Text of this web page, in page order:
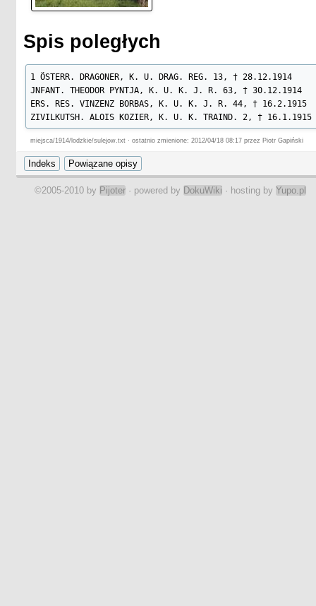
Spis poległych
1 ÖSTERR. DRAGONER, K. U. DRAG. REG. 13, † 28.12.1914
JNFANT. THEODOR PYNTJA, K. U. K. J. R. 63, † 30.12.1914
ERS. RES. VINZENZ BORBAS, K. U. K. J. R. 44, † 16.2.1915
ZIVILKUTSH. ALOIS KOZIER, K. U. K. TRAIND. 2, † 16.1.1915
miejsca/1914/lodzkie/sulejow.txt · ostatnio zmienione: 2012/04/18 08:17 przez Piotr Gapiński
©2005-2010 by Pijoter · powered by DokuWiki · hosting by Yupo.pl